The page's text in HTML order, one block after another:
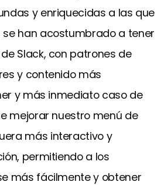
y enriquecidas a las que
se han acostumbrado a tener
Slack, con patrones de
y contenido más
y más inmediato caso de
mejorar nuestro menú de
más interactivo y
permitiendo a los
más fácilmente y obtener